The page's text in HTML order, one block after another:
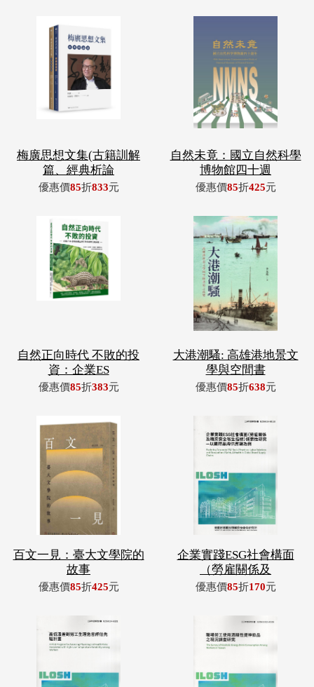
梅廣思想文集(古籍訓解
篇、經典析論
優惠價85折833元
自然未竟：國立自然科學
博物館四十週
優惠價85折425元
自然正向時代 不敗的投
資：企業ES
優惠價85折383元
大港潮騷: 高雄港地景文
學與空間書
優惠價85折638元
百文一見：臺大文學院的
故事
優惠價85折425元
企業實踐ESG社會構面
（勞雇關係及
優惠價85折170元